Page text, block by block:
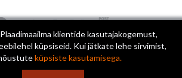
klientide kasutajakogemust,
küpsiseid. Kui jätkate lehe sirvimist,
küpsiste kasutamisega.